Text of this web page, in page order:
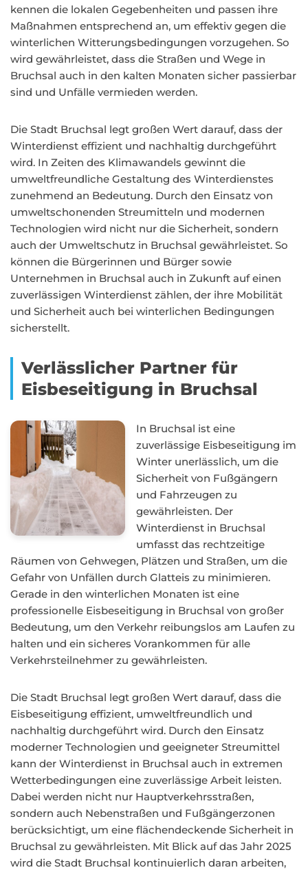
kennen die lokalen Gegebenheiten und passen ihre
Maßnahmen entsprechend an, um effektiv gegen die
winterlichen Witterungsbedingungen vorzugehen. So
wird gewährleistet, dass die Straßen und Wege in
Bruchsal auch in den kalten Monaten sicher passierbar
sind und Unfälle vermieden werden.
Die Stadt Bruchsal legt großen Wert darauf, dass der
Winterdienst effizient und nachhaltig durchgeführt
wird. In Zeiten des Klimawandels gewinnt die
umweltfreundliche Gestaltung des Winterdienstes
zunehmend an Bedeutung. Durch den Einsatz von
umweltschonenden Streumitteln und modernen
Technologien wird nicht nur die Sicherheit, sondern
auch der Umweltschutz in Bruchsal gewährleistet. So
können die Bürgerinnen und Bürger sowie
Unternehmen in Bruchsal auch in Zukunft auf einen
zuverlässigen Winterdienst zählen, der ihre Mobilität
und Sicherheit auch bei winterlichen Bedingungen
sicherstellt.
Verlässlicher Partner für
Eisbeseitigung in Bruchsal
In Bruchsal ist eine
zuverlässige Eisbeseitigung im
Winter unerlässlich, um die
Sicherheit von Fußgängern
und Fahrzeugen zu
gewährleisten. Der
Winterdienst in Bruchsal
umfasst das rechtzeitige
Räumen von Gehwegen, Plätzen und Straßen, um die
Gefahr von Unfällen durch Glatteis zu minimieren.
Gerade in den winterlichen Monaten ist eine
professionelle Eisbeseitigung in Bruchsal von großer
Bedeutung, um den Verkehr reibungslos am Laufen zu
halten und ein sicheres Vorankommen für alle
Verkehrsteilnehmer zu gewährleisten.
Die Stadt Bruchsal legt großen Wert darauf, dass die
Eisbeseitigung effizient, umweltfreundlich und
nachhaltig durchgeführt wird. Durch den Einsatz
moderner Technologien und geeigneter Streumittel
kann der Winterdienst in Bruchsal auch in extremen
Wetterbedingungen eine zuverlässige Arbeit leisten.
Dabei werden nicht nur Hauptverkehrsstraßen,
sondern auch Nebenstraßen und Fußgängerzonen
berücksichtigt, um eine flächendeckende Sicherheit in
Bruchsal zu gewährleisten. Mit Blick auf das Jahr 2025
wird die Stadt Bruchsal kontinuierlich daran arbeiten,